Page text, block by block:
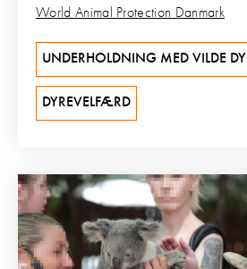
World Animal Protection Danmark
UNDERHOLDNING MED VILDE
DYREVELFÆRD